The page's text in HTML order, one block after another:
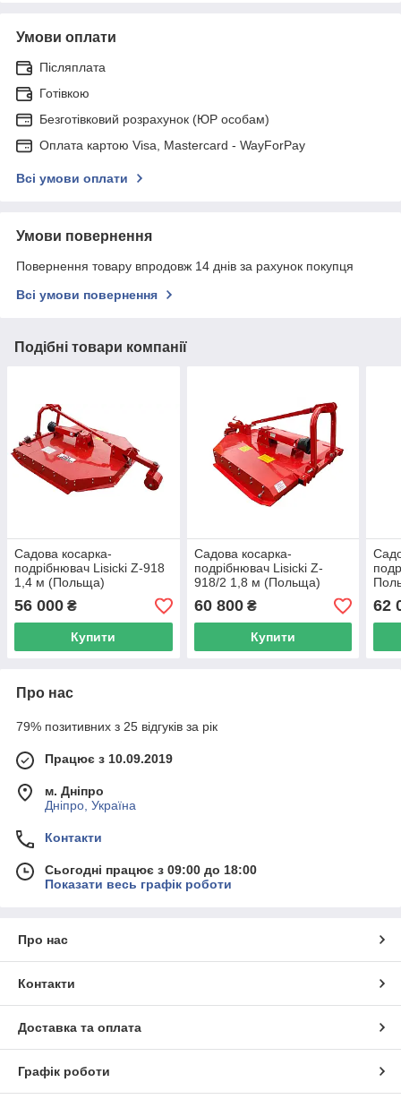
Умови оплати
Післяплата
Готівкою
Безготівковий розрахунок (ЮР особам)
Оплата картою Visa, Mastercard - WayForPay
Всі умови оплати
Умови повернення
Повернення товару впродовж 14 днів за рахунок покупця
Всі умови повернення
Подібні товари компанії
Садова косарка-
подрібнювач Lisicki Z-918
1,4 м (Польща)
56 000 ₴
Купити
Садова косарка-
подрібнювач Lisicki Z-
918/2 1,8 м (Польща)
60 800₴
Купити
62
Про нас
79% позитивних з 25 відгуків за рік
Працює з 10.09.2019
м. Дніпро
Дніпро, Україна
Контакти
Сьогодні працює з 09:00 до 18:00
Показати весь графік роботи
Про нас
Контакти
Доставка та оплата
Графік роботи